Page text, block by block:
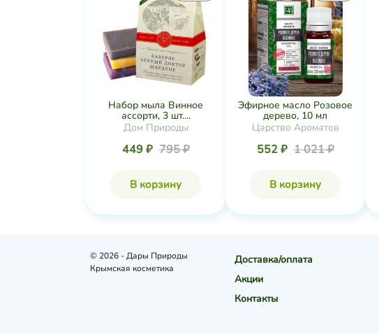
Набор мыла Винное
ассорти, 3 шт....
Дом Природы
449 ₽ 795 ₽
В корзину
Эфирное масло Розовое
дерево, 10 мл
Царство Ароматов
552 ₽ 1 021 ₽
В корзину
© 2026 - Дары Природы
Крымская косметика
Доставка/оплата
Акции
Контакты